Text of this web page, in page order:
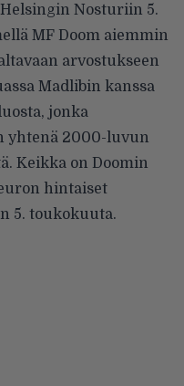
Nosturiin 5.
MF Doom aiemmin
arvostukseen
Madlibin kanssa
, jonka
yhtenä 2000-luvun
Keikka on Doomin
hintaiset
5. toukokuuta.